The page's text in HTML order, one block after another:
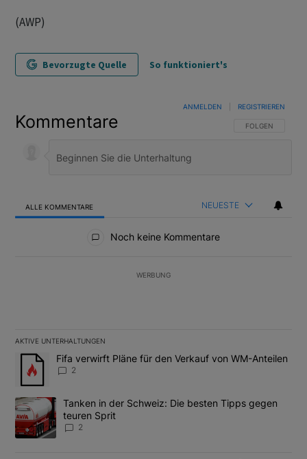
(AWP)
Bevorzugte Quelle So funktioniert's
Kommentare FOLGE DIESER
FOLGEN
ANMELDEN REGISTRIEREN
ALLE KOMMENTARE NEUESTE
Noch keine Kommentare
WERBUNG
AKTIVE UNTERHALTUNGEN
Das Folgende ist eine Liste der am meisten kommentierten
Ein Trendartikel mit dem Titel "Fifa verwirft Pläne für den
Fifa verwirft Pläne für den Verkauf von WM-Anteilen
2
Ein Trendartikel mit dem Titel "Tanken in der Schweiz: Die
Tanken in der Schweiz: Die besten Tipps gegen
teuren Sprit
2